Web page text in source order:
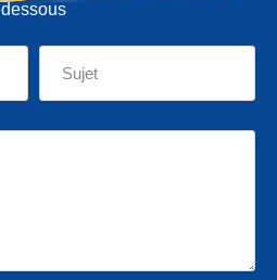
dessous